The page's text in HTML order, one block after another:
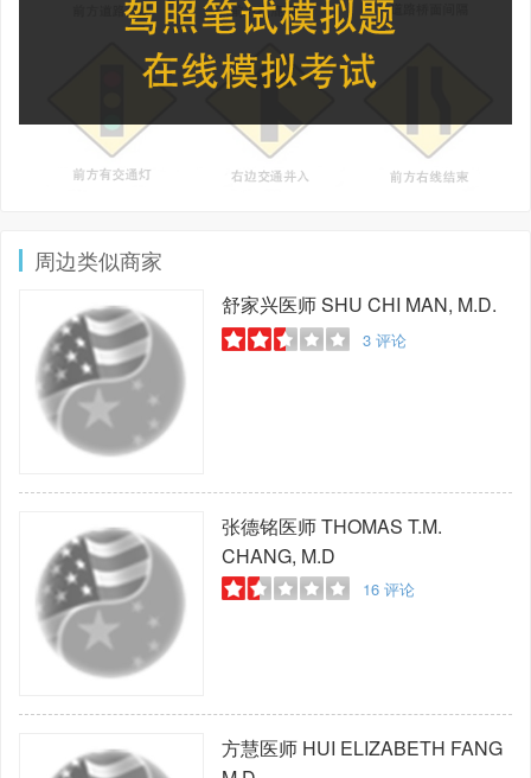
周边类似商家
舒家兴医师SHU CHI MAN, M.D.
3评论
张德铭医师THOMAS T.M.
CHANG, M.D
16评论
方慧医师HUI ELIZABETH FANG